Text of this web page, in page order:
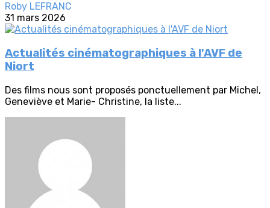
Roby LEFRANC
31 mars 2026
Actualités cinématographiques à l'AVF de
Niort
Des films nous sont proposés ponctuellement par Michel,
Geneviève et Marie- Christine, la liste...